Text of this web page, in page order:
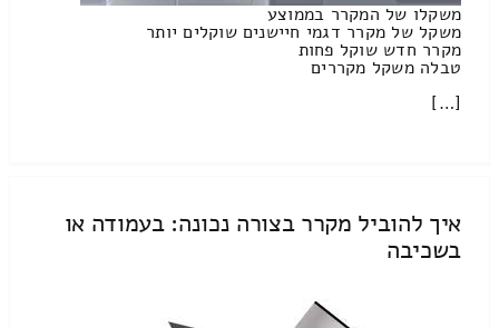
משקלו של המקרר בממוצע
משקל של מקרר דגמי חיישנים שוקלים יותר
מקרר חדש שוקל פחות
טבלה משקל מקררים
[…]
איך להוביל מקרר בצורה נכונה: בעמודה או
בשכיבה